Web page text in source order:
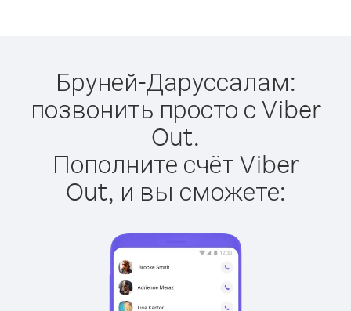
Бруней-Даруссалам:
позвонить просто с Viber
Out.
Пополните счёт Viber
Out, и вы сможете: